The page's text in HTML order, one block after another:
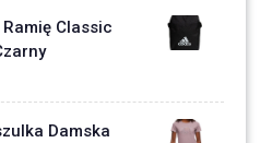
Classic
Damska